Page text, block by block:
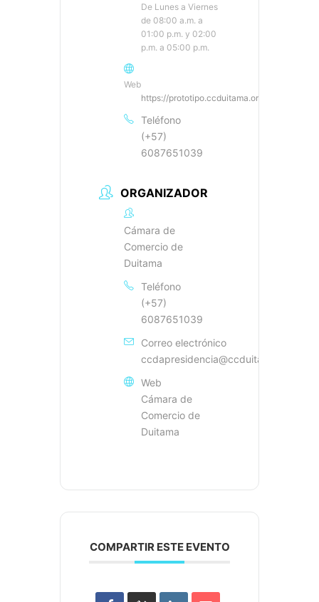
De Lunes a Viernes
de 08:00 a.m. a
01:00 p.m. y 02:00
p.m. a 05:00 p.m.
Web
https://prototipo.ccduitama.org.co/
Teléfono
(+57)
6087651039
ORGANIZADOR
Cámara de
Comercio de
Duitama
Teléfono
(+57)
6087651039
Correo electrónico
ccdapresidencia@ccduitama.org.co
Web
Cámara de
Comercio de
Duitama
COMPARTIR ESTE EVENTO